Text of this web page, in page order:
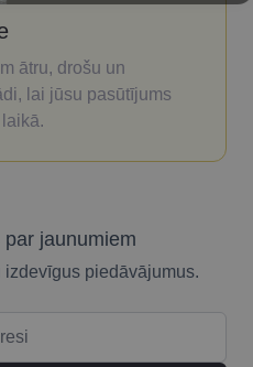
ātru, drošu un
lai jūsu pasūtījums
jaunumiem
izdevīgus piedāvājumus.